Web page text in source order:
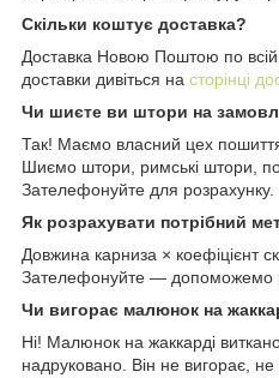
Скільки коштує доставка?
Доставка Новою Поштою по всій
доставки дивіться на сторінці
Чи шиєте ви штори на
Так! Маємо власний цех
Шиємо штори, римські штори,
Зателефонуйте для розрахунку.
Як розрахувати потрібний
Довжина карниза × коефіцієнт
Зателефонуйте — допоможемо
Чи вигорає малюнок на
Ні! Малюнок на жаккарді
надруковано. Він не вигорає,